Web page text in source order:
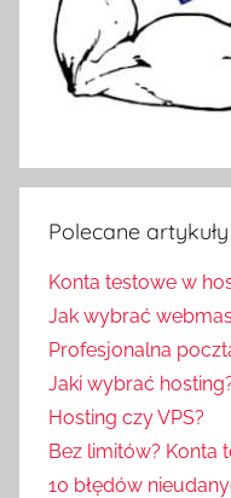
Polecane artykuły
Konta testowe w
Jak wybrać
Profesjonalna
Jaki wybrać
Hosting czy VPS?
Bez limitów? Konta
10 błędów